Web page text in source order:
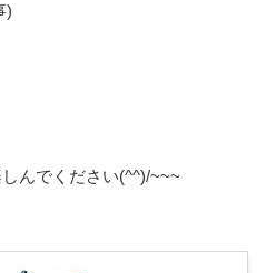
)
しんでください(^^)/~~~